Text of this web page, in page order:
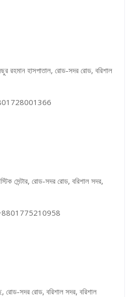
রহমান হাসপাতাল, রোড-সদর রোড, বরিশাল
সেন্টার, রোড-সদর রোড, বরিশাল সদর,
রোড-সদর রোড, বরিশাল সদর, বরিশাল